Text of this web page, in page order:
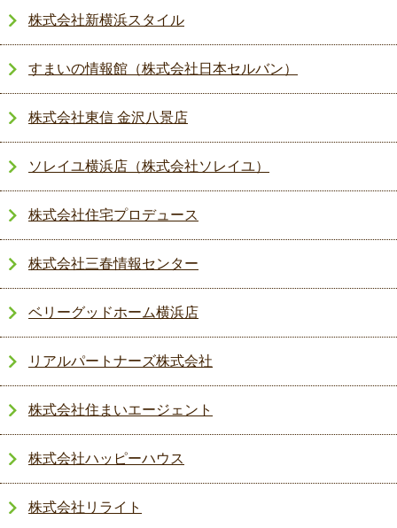
株式会社新横浜スタイル
すまいの情報館（株式会社日本セルバン）
株式会社東信 金沢八景店
ソレイユ横浜店（株式会社ソレイユ）
株式会社住宅プロデュース
株式会社三春情報センター
ベリーグッドホーム横浜店
リアルパートナーズ株式会社
株式会社住まいエージェント
株式会社ハッピーハウス
株式会社リライト